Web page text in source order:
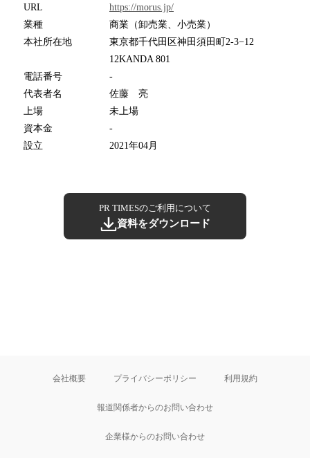
URL
https://morus.jp/
業種
商業（卸売業、小売業）
本社所在地
東京都千代田区神田須田町2-3−12
12KANDA 801
電話番号
-
代表者名
佐藤 亮
上場
未上場
資本金
-
設立
2021年04月
PR TIMESのご利用について
資料をダウンロード
会社概要 プライバシーポリシー 利用規約
報道関係者からのお問い合わせ
企業様からのお問い合わせ